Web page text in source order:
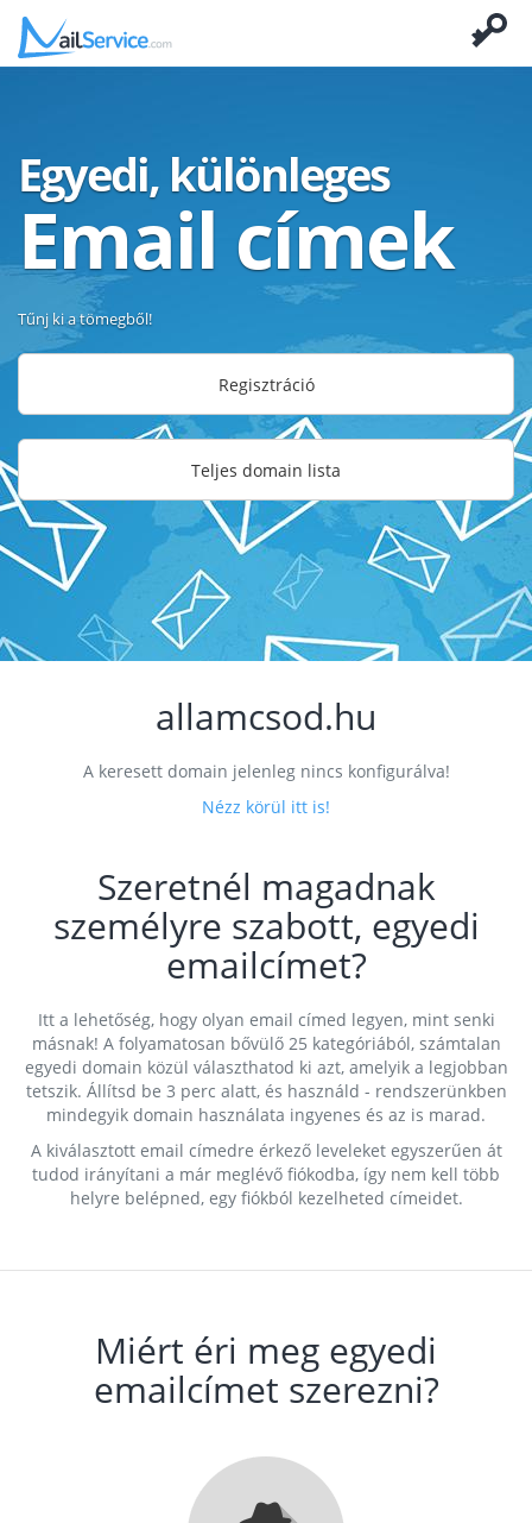
Egyedi, különleges
Email címek
Tűnj ki a tömegből!
Regisztráció
Teljes domain lista
allamcsod.hu
A keresett domain jelenleg nincs konfigurálva!
Nézz körül itt is!
Szeretnél magadnak
személyre szabott, egyedi
emailcímet?
Itt a lehetőség, hogy olyan email címed legyen, mint senki
másnak! A folyamatosan bővülő 25 kategóriából, számtalan
egyedi domain közül választhatod ki azt, amelyik a legjobban
tetszik. Állítsd be 3 perc alatt, és használd - rendszerünkben
mindegyik domain használata ingyenes és az is marad.
A kiválasztott email címedre érkező leveleket egyszerűen át
tudod irányítani a már meglévő fiókodba, így nem kell több
helyre belépned, egy fiókból kezelheted címeidet.
Miért éri meg egyedi
emailcímet szerezni?